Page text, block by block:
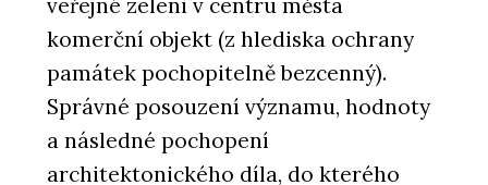
veřejné zeleni v centru města
komerční objekt (z hlediska ochrany
památek pochopitelně bezcenný).
Správné posouzení významu, hodnoty
a následné pochopení
architektonického díla, do kterého